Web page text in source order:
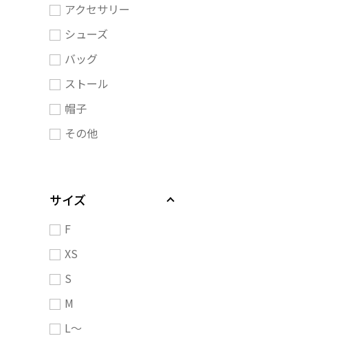
アクセサリー
シューズ
バッグ
ストール
帽子
その他
サイズ
F
XS
S
M
L～